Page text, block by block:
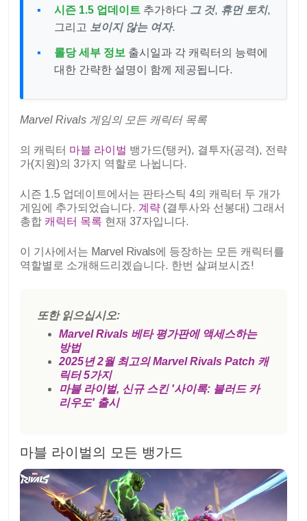
시즌 1.5 업데이트 추가하다 그 것, 휴먼 토치,
그리고 보이지 않는 여자.
롤당 세부 정보 출시일과 각 캐릭터의 능력에
대한 간략한 설명이 함께 제공됩니다.
Marvel Rivals 게임의 모든 캐릭터 목록
의 캐릭터 마블 라이벌 뱅가드(탱커), 결투자(공격), 전략
가(지원)의 3가지 역할로 나뉩니다.
시즌 1.5 업데이트에서는 판타스틱 4의 캐릭터 두 개가
게임에 추가되었습니다. 계략 (결투사와 선봉대) 그래서
총합 캐릭터 목록 현재 37자입니다.
이 기사에서는 Marvel Rivals에 등장하는 모든 캐릭터를
역할별로 소개해드리겠습니다. 한번 살펴보시죠!
또한 읽으십시오:
Marvel Rivals 베타 평가판에 액세스하는
방법
2025년 2월 최고의 Marvel Rivals Patch 캐
릭터 5가지
마블 라이벌, 신규 스킨 '사이록: 블러드 카
리우도' 출시
마블 라이벌의 모든 뱅가드